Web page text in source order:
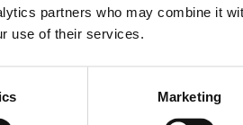
partners who may combine it
use of their services.
Marketing
ΠΑΤΡΙΑΡΧΟΥ
153 41 ΑΓΙΑ ΠΑΡΑΣΚΕΥΗ